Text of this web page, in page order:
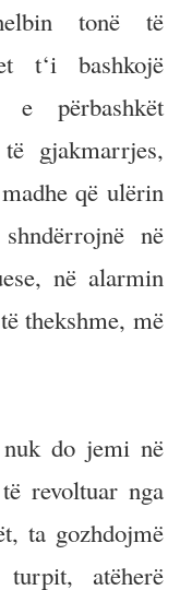
tonë të
t‘i bashkojë
e përbashkët
gjakmarrjes,
që ulërin
në
në alarmin
thekshme, më
do jemi në
revoltuar nga
ta gozhdojmë
atëherë